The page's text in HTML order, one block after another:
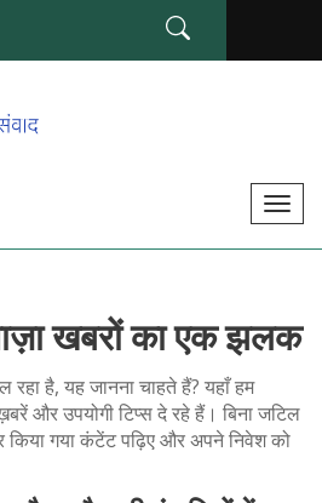
टॉ
सं
लि
त
खबरों का एक झलक
रहा है, यह जानना चाहते हैं? यहाँ हम
और उपयोगी टिप्स दे रहे हैं। बिना जटिल
किया गया कंटेंट पढ़िए और अपने निवेश को